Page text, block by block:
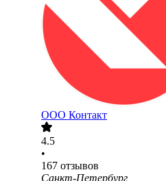
ООО Контакт
4.5
•
167 отзывов
Санкт-Петербург